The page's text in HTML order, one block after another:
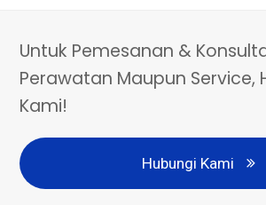
Untuk Pemesanan &
Perawatan Maupun Service,
Kami!
Hubungi Kami